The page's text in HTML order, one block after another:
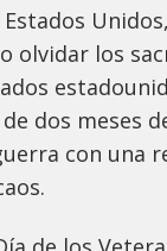
olvidar los
dos meses
con una